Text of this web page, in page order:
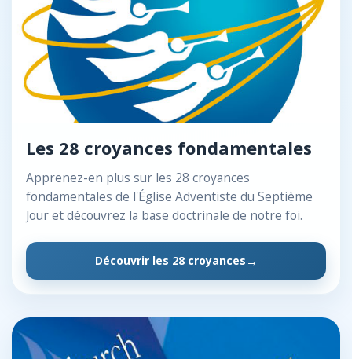
Les 28 croyances fondamentales
Apprenez-en plus sur les 28 croyances
fondamentales de l'Église Adventiste du Septième
Jour et découvrez la base doctrinale de notre foi.
Découvrir les 28 croyances